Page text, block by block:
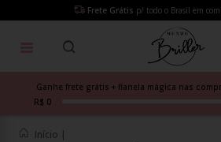
Frete Grátis p/ todo o Brasil em
Ganhe frete grátis + flanela mágica nas
R$ 0
Início |